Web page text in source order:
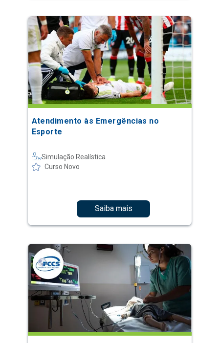
Atendimento às Emergências no
Esporte
Simulação Realística
Curso Novo
Saiba mais